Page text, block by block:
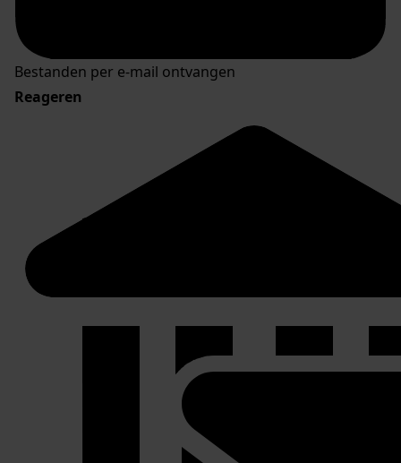
Bestanden per e-mail ontvangen
Reageren